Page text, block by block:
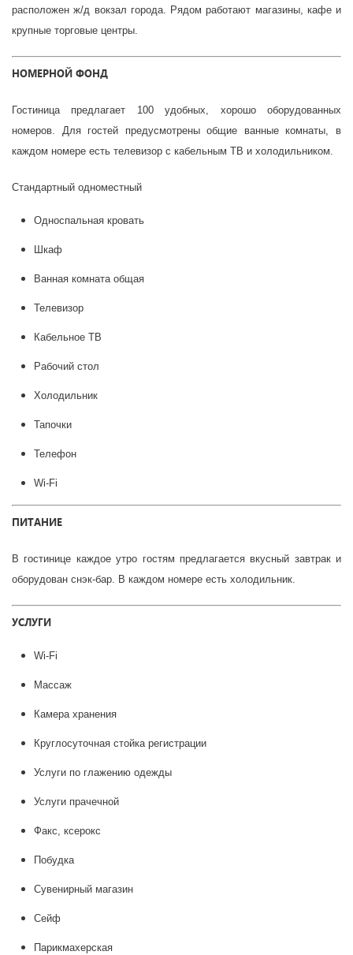
расположен ж/д вокзал города. Рядом работают магазины, кафе и
крупные торговые центры.
НОМЕРНОЙ ФОНД
Гостиница предлагает 100 удобных, хорошо оборудованных
номеров. Для гостей предусмотрены общие ванные комнаты, в
каждом номере есть телевизор с кабельным ТВ и холодильником.
Стандартный одноместный
Односпальная кровать
Шкаф
Ванная комната общая
Телевизор
Кабельное ТВ
Рабочий стол
Холодильник
Тапочки
Телефон
Wi-Fi
ПИТАНИЕ
В гостинице каждое утро гостям предлагается вкусный завтрак и
оборудован снэк-бар. В каждом номере есть холодильник.
УСЛУГИ
Wi-Fi
Массаж
Камера хранения
Круглосуточная стойка регистрации
Услуги по глажению одежды
Услуги прачечной
Факс, ксерокс
Побудка
Сувенирный магазин
Сейф
Парикмахерская